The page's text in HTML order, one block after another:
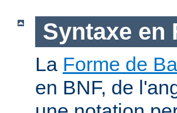
Syntaxe en
La Forme de
en BNF, de